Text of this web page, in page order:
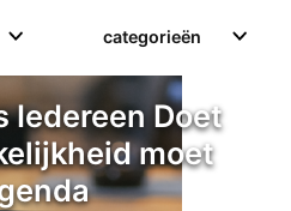
categorieën
Iedereen Doet
moet